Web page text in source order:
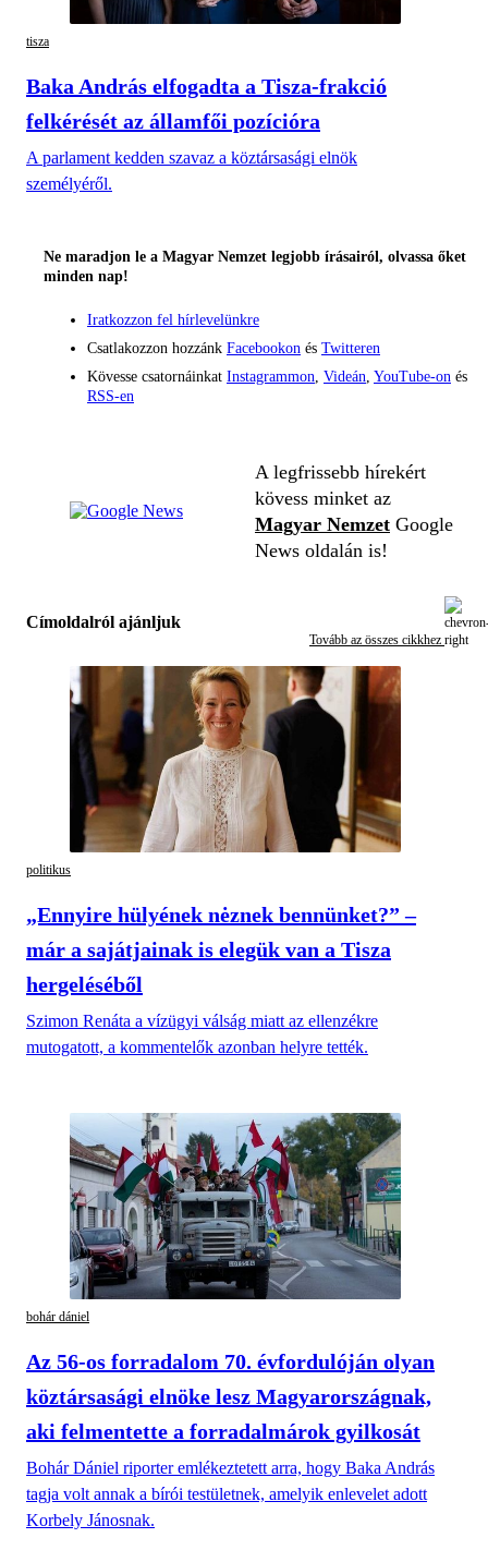
tisza
Baka András elfogadta a Tisza-frakció
felkérését az államfői pozícióra
A parlament kedden szavaz a köztársasági elnök
személyéről.
Ne maradjon le a Magyar Nemzet legjobb írásairól, olvassa őket
minden nap!
Iratkozzon fel hírlevelünkre
Csatlakozzon hozzánk Facebookon és Twitteren
Kövesse csatornáinkat Instagrammon Videán YouTube-on és
RSS-en
A legfrissebb hírekért
kövess minket az
Magyar Nemzet Google
News oldalán is!
Címoldalról ajánljuk
Tovább az összes cikkhez
politikus
„Ennyire hülyének nėznek bennünket?” –
már a sajátjainak is elegük van a Tisza
hergeléséből
Szimon Renáta a vízügyi válság miatt az ellenzékre
mutogatott, a kommentelők azonban helyre tették.
bohár dániel
Az 56-os forradalom 70. évfordulóján olyan
köztársasági elnöke lesz Magyarországnak,
aki felmentette a forradalmárok gyilkosát
Bohár Dániel riporter emlékeztetett arra, hogy Baka András
tagja volt annak a bírói testületnek, amelyik enlevelet adott
Korbely Jánosnak.